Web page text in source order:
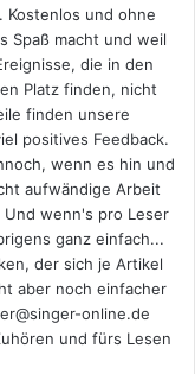
Kostenlos und ohne
Spaß macht und weil
die in den
Platz finden, nicht
finden unsere
positives Feedback.
wenn es hin und
aufwändige Arbeit
Und wenn's pro Leser
ganz einfach...
der sich je Artikel
aber noch einfacher
online.de
und fürs Lesen